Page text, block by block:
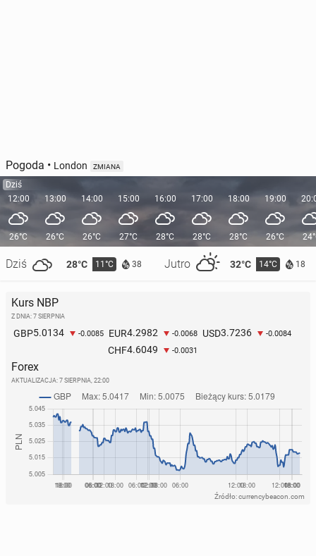
Pogoda • London ZMIANA
Dziś
12:00
26°C
Dziś 28°C 11°C 38 Jutro 32°C 14°C 18
13:00
26°C
14:00
26°C
15:00
27°C
16:00
28°C
17:00
28°C
18:00
28°C
19:00
26°C
Kurs NBP
Z DNIA: 7 SIERPNIA
GBP5.0134 -0.0085 EUR4.2982 -0.0068 USD3.7236 -0.0084
CHF4.6049 -0.0031
Forex
AKTUALIZACJA: 7 SIERPNIA, 22:00
Źródło: currencybeacon.com